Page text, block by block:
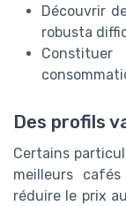
Découvrir
robusta
Des profils
Certains
meilleurs
réduire le prix